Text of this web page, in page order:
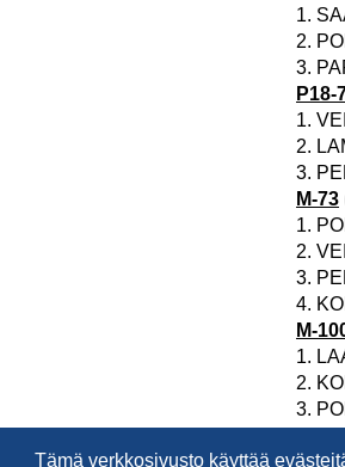
Tämä verkkosivusto käyttää